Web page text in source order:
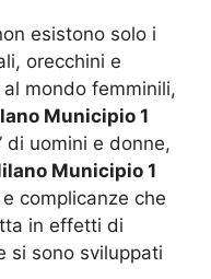
esistono solo i
orecchini e
mondo femminili,
Municipio 1
di uomini e donne,
Municipio 1
complicanze che
in effetti di
si sono sviluppati